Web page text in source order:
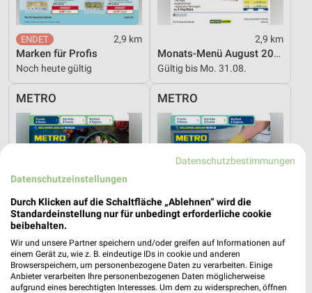
2,9 km
Marken für Profis
Noch heute gültig
2,9 km
Monats-Menü August 2026
Gültig bis Mo. 31.08.
METRO METRO
Datenschutzbestimmungen
Datenschutzeinstellungen
Durch Klicken auf die Schaltfläche „Ablehnen“ wird die
Standardeinstellung nur für unbedingt erforderliche cookie
beibehalten.
Wir und unsere Partner speichern und/oder greifen auf Informationen auf
einem Gerät zu, wie z. B. eindeutige IDs in cookie und anderen
Browserspeichern, um personenbezogene Daten zu verarbeiten. Einige
Anbieter verarbeiten Ihre personenbezogenen Daten möglicherweise
aufgrund eines berechtigten Interesses. Um dem zu widersprechen, öffnen